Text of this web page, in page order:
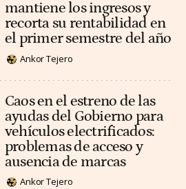
mantiene los ingresos y
recorta su rentabilidad en
el primer semestre del año
Ankor Tejero
Caos en el estreno de las
ayudas del Gobierno para
vehículos electrificados:
problemas de acceso y
ausencia de marcas
Ankor Tejero